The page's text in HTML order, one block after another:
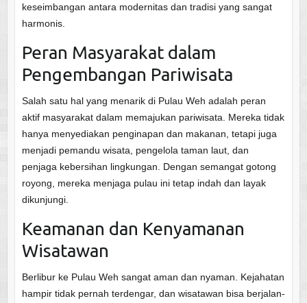
keseimbangan antara modernitas dan tradisi yang sangat
harmonis.
Peran Masyarakat dalam
Pengembangan Pariwisata
Salah satu hal yang menarik di Pulau Weh adalah peran
aktif masyarakat dalam memajukan pariwisata. Mereka tidak
hanya menyediakan penginapan dan makanan, tetapi juga
menjadi pemandu wisata, pengelola taman laut, dan
penjaga kebersihan lingkungan. Dengan semangat gotong
royong, mereka menjaga pulau ini tetap indah dan layak
dikunjungi.
Keamanan dan Kenyamanan
Wisatawan
Berlibur ke Pulau Weh sangat aman dan nyaman. Kejahatan
hampir tidak pernah terdengar, dan wisatawan bisa berjalan-